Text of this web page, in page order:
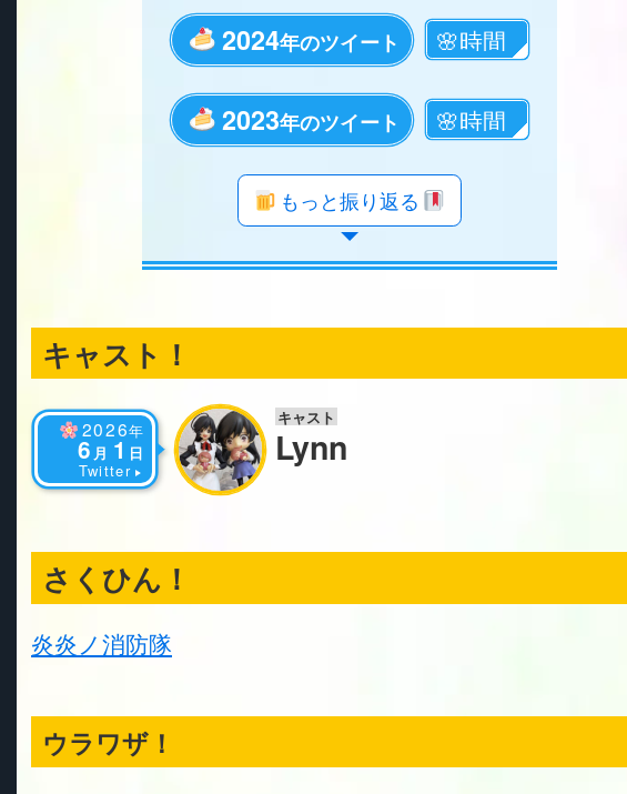
2024年のツイート
2023年のツイート
年のツイート
年のツイート
年のツイート
年のツイート
年のツイート
年のツイート
年のツイート
年のツイート
年のツイート
年のツイート
年のツイート
年のツイート
年のツイート
年のツイート
年のツイート
年のツイート
年のツイート
もっと振り返る
キャスト！
2026年
6 月 1 日
Twitter
キャスト
Lynn
さくひん！
炎炎ノ消防隊
ウラワザ！